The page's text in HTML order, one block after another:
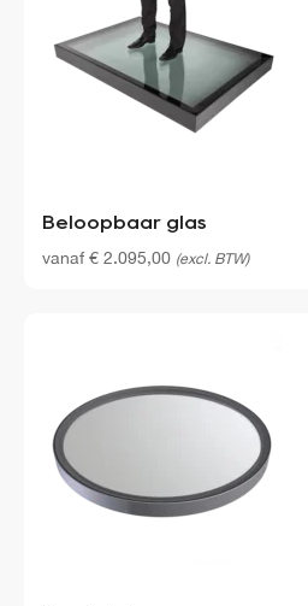
Beloopbaar glas
vanaf € 2.095,00 (excl. BTW)